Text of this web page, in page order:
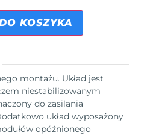
KOSZYKA
montażu. Układ jest
niestabilizowanym
do zasilania
układ wyposażony
opóźnionego